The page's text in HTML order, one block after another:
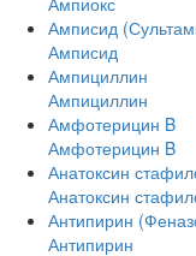
Амписид
Амписид
Ампициллин
Ампициллин
Амфотерицин B
Амфотерицин B
Анатоксин
Анатоксин
Антипирин
Антипирин